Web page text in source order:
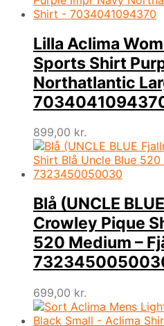
Lilla Aclima
Sports Shirt
Northatlantic
899,00 kr.
Blå (UNCLE
Crowley Pique
520 Medium –
699,00 kr.